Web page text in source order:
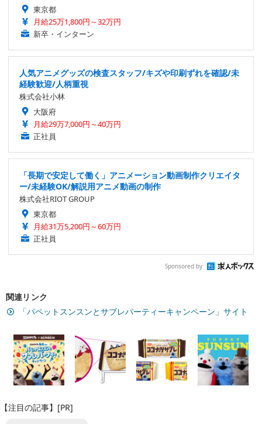
東京都
月給25万1,800円～32万円
新卒・インターン
人気アニメグッズの検査スタッフ/キズや印刷ずれを確認/未
経験歓迎/人柄重視
株式会社小林
大阪府
月給29万7,000円～40万円
正社員
「長期で安定して働く」アニメーション動画制作クリエイタ
ー/未経験OK/解説用アニメ動画の制作
株式会社RIOT GROUP
東京都
月給31万5,200円～60万円
正社員
Sponsored by
関連リンク
「パペットスンスンとサブレパーティーキャンペーン」サイト
【注目の記事】[PR]